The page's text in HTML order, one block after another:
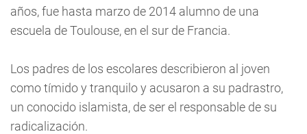
años, fue hasta marzo de 2014 alumno de una
escuela de Toulouse, en el sur de Francia.
Los padres de los escolares describieron al joven
como tímido y tranquilo y acusaron a su padrastro,
un conocido islamista, de ser el responsable de su
radicalización.